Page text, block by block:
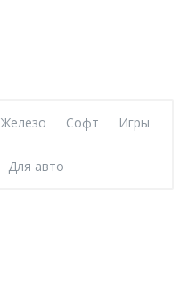
Железо Софт Игры
Для авто